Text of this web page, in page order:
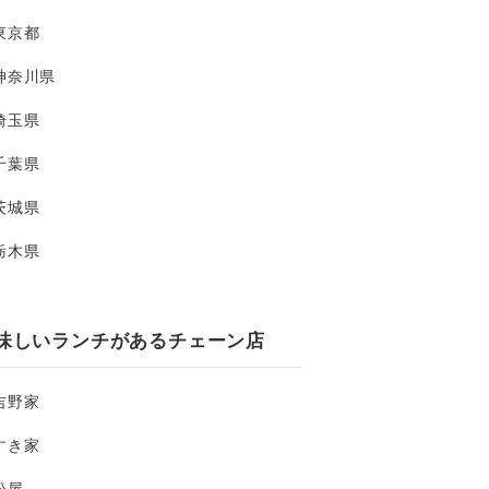
京都
奈川県
玉県
葉県
城県
木県
しいランチがあるチェーン店
野家
き家